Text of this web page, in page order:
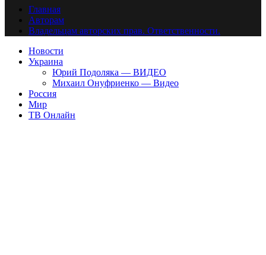
Главная
Авторам
Владельцам авторских прав. Ответственности.
Новости
Украина
Юрий Подоляка — ВИДЕО
Михаил Онуфриенко — Видео
Россия
Мир
ТВ Онлайн